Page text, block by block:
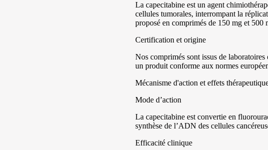
La capecitabine est un agent
cellules tumorales, interrompant la
proposé en comprimés de 150 mg et
Certification et origine
Nos comprimés sont issus de
un produit conforme aux normes
Mécanisme d'action et effets
Mode d’action
La capecitabine est convertie en
synthèse de l’ADN des cellules
Efficacité clinique